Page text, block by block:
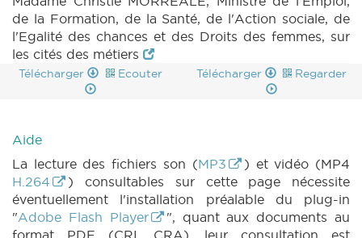
de la Formation, de la Santé, de l'Action sociale, de
l'Egalité des chances et des Droits des femmes, sur
les cités des métiers
Télécharger Ecouter Télécharger Regarder
Aide
La lecture des fichiers son (MP3
) et vidéo (MP4
H.264
) consultables sur cette page nécessite
éventuellement l'installation préalable du plug-in
"Adobe Flash Player
", quant aux documents au